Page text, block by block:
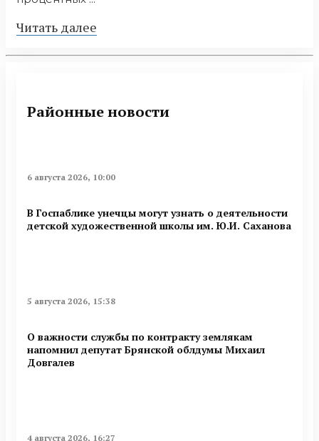
Читать далее
Районные новости
6 августа 2026, 10:00
В Госпаблике унечцы могут узнать о деятельности
детской художественной школы им. Ю.И. Саханова
5 августа 2026, 15:38
О важности службы по контракту землякам
напомнил депутат Брянской облдумы Михаил
Довгалев
4 августа 2026, 16:27